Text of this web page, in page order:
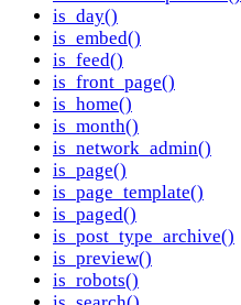
is_day()
is_embed()
is_feed()
is_front_page()
is_home()
is_month()
is_network_admin()
is_page()
is_page_template()
is_paged()
is_post_type_archive()
is_preview()
is_robots()